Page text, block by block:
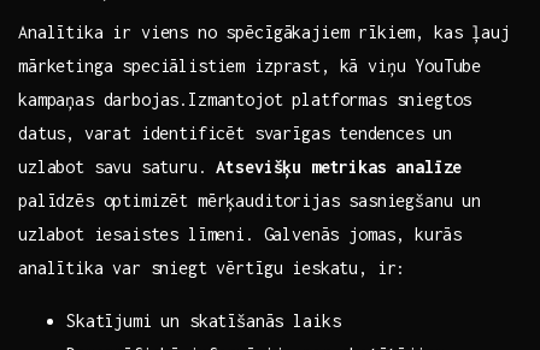
Analītika ir viens no spēcīgākajiem rīkiem, kas ļauj
mārketinga speciālistiem izprast,‍ kā‌ viņu‍ YouTube
kampaņas darbojas.Izmantojot platformas sniegtos‌
datus,⁣ varat identificēt ⁤svarīgas⁣ tendences un
uzlabot savu⁤ saturu.Atsevišķu metrikas analīze
palīdzēs optimizēt mērķauditorijas ⁢sasniegšanu un
⁣uzlabot ‍iesaistes līmeni. ⁢Galvenās jomas, kurās⁢
analītika⁣ var sniegt vērtīgu‌ ieskatu, ir:
Skatījumi un skatīšanās laiks